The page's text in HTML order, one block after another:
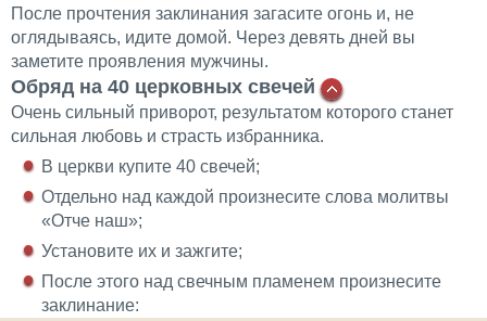
После прочтения заклинания загасите огонь и, не
оглядываясь, идите домой. Через девять дней вы
заметите проявления мужчины.
Обряд на 40 церковных свечей
Очень сильный приворот, результатом которого станет
сильная любовь и страсть избранника.
В церкви купите 40 свечей;
Отдельно над каждой произнесите слова молитвы
«Отче наш»;
Установите их и зажгите;
После этого над свечным пламенем произнесите
заклинание: